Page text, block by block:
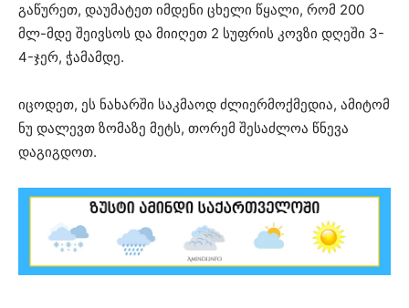
გაწურეთ, დაუმატეთ იმდენი ცხელი წყალი, რომ 200
მლ-მდე შეივსოს და მიიღეთ 2 სუფრის კოვზი დღეში 3-
4-ჯერ, ჭამამდე.
იცოდეთ, ეს ნახარში საკმაოდ ძლიერმოქმედია, ამიტომ
ნუ დალევთ ზომაზე მეტს, თორემ შესაძლოა წნევა
დაგიგდოთ.